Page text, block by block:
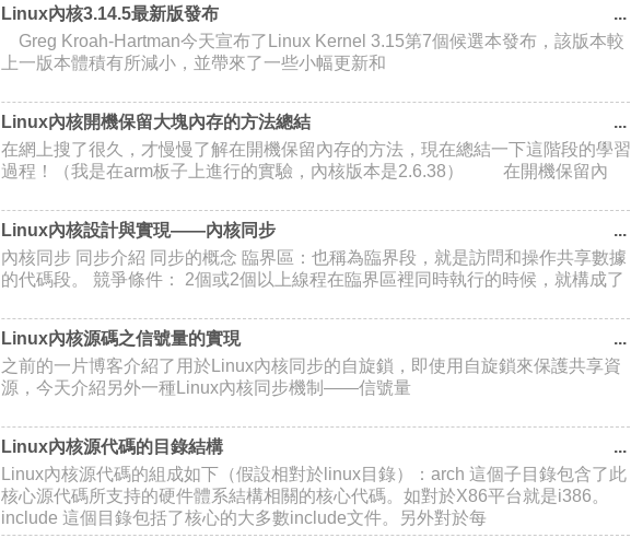
Linux內核3.14.5最新版發布
Greg Kroah-Hartman今天宣布了Linux Kernel 3.15第7個候選本發布，該版本較
上一版本體積有所減小，並帶來了一些小幅更新和
Linux內核開機保留大塊內存的方法總結
在網上搜了很久，才慢慢了解在開機保留內存的方法，現在總結一下這階段的學習
過程！（我是在arm板子上進行的實驗，內核版本是2.6.38） 在開機保留內
Linux內核設計與實現——內核同步
內核同步 同步介紹 同步的概念 臨界區：也稱為臨界段，就是訪問和操作共享數據
的代碼段。 競爭條件： 2個或2個以上線程在臨界區裡同時執行的時候，就構成了
Linux內核源碼之信號量的實現
之前的一片博客介紹了用於Linux內核同步的自旋鎖，即使用自旋鎖來保護共享資
源，今天介紹另外一種Linux內核同步機制——信號量
Linux內核源代碼的目錄結構
Linux內核源代碼的組成如下（假設相對於linux目錄）：arch 這個子目錄包含了此
核心源代碼所支持的硬件體系結構相關的核心代碼。如對於X86平台就是i386。
include 這個目錄包括了核心的大多數include文件。另外對於每